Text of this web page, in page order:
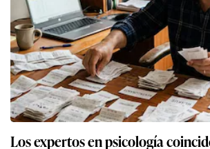
Los expertos en psicología